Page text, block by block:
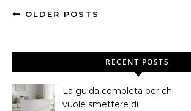
OLDER POSTS
RECENT POSTS
La guida completa per chi
vuole smettere di